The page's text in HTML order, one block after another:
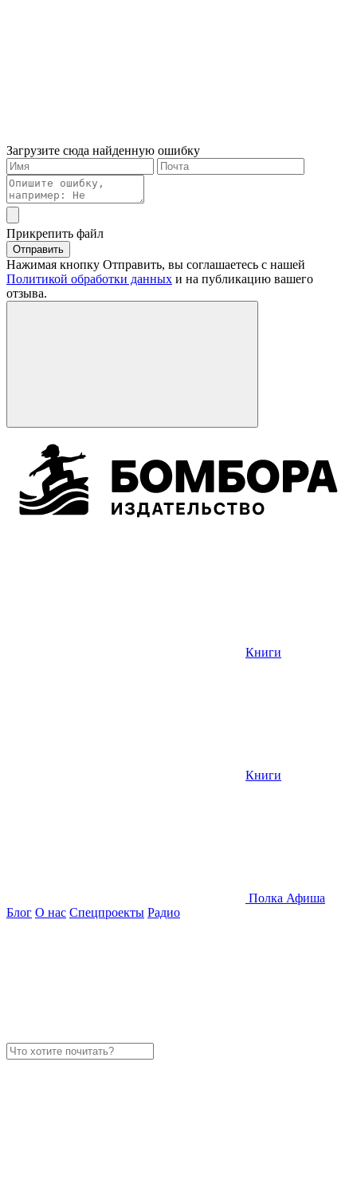
Загрузите сюда найденную ошибку
Прикрепить файл
Отправить
Нажимая кнопку Отправить, вы соглашаетесь с нашей
Политикой обработки данных и на публикацию вашего
отзыва.
Книги
Книги
Полка Афиша
Блог О нас Спецпроекты Радио